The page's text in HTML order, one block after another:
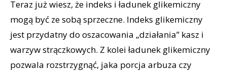
Teraz już wiesz, że indeks i ładunek glikemiczny
mogą być ze sobą sprzeczne. Indeks glikemiczny
jest przydatny do oszacowania „działania” kasz i
warzyw strączkowych. Z kolei ładunek glikemiczny
pozwala rozstrzygnąć, jaka porcja arbuza czy